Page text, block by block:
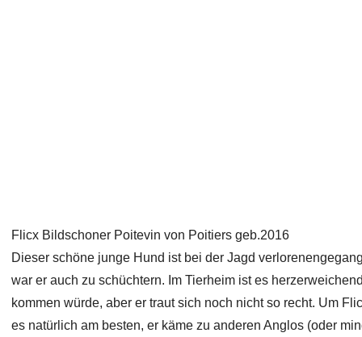
Flicx Bildschoner Poitevin von Poitiers geb.2016
Dieser schöne junge Hund ist bei der Jagd
war er auch zu schüchtern. Im Tierheim ist es
kommen würde, aber er traut sich noch nicht so recht. Um
es natürlich am besten, er käme zu anderen Anglos (oder